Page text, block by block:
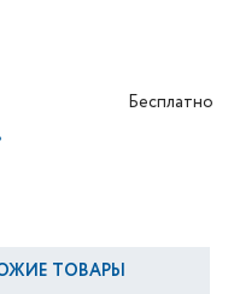
Бесплатно
ТОВАРЫ